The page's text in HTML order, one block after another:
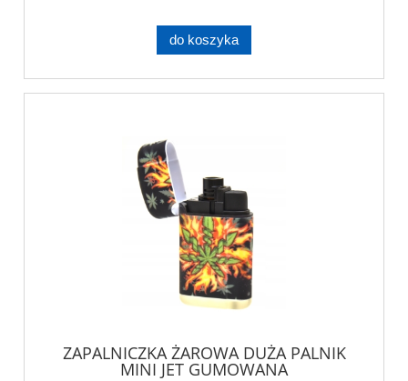
do koszyka
ZAPALNICZKA ŻAROWA DUŻA PALNIK
MINI JET GUMOWANA